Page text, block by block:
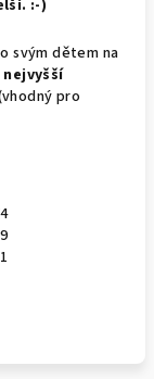
:-)
svým dětem na
pro